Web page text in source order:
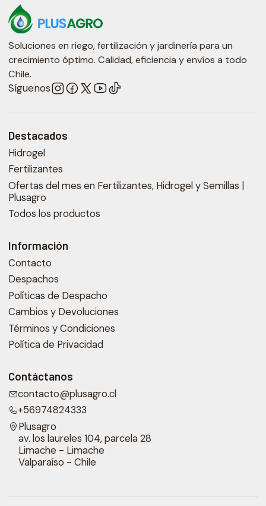
Soluciones en riego, fertilización y jardinería para un
crecimiento óptimo. Calidad, eficiencia y envíos a todo
Chile.
Síguenos
Destacados
Hidrogel
Fertilizantes
Ofertas del mes en Fertilizantes, Hidrogel y Semillas |
Plusagro
Todos los productos
Información
Contacto
Despachos
Políticas de Despacho
Cambios y Devoluciones
Términos y Condiciones
Política de Privacidad
Contáctanos
contacto@plusagro.cl
+56974824333
Plusagro
av. los laureles 104, parcela 28
Limache - Limache
Valparaíso - Chile